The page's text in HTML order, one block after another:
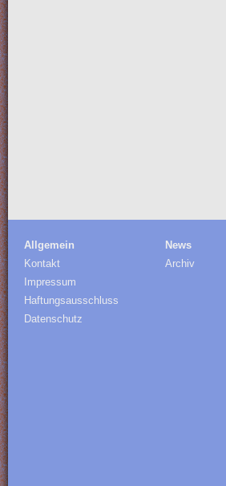
Allgemein
Kontakt
Impressum
Haftungsausschluss
Datenschutz
News
Archiv